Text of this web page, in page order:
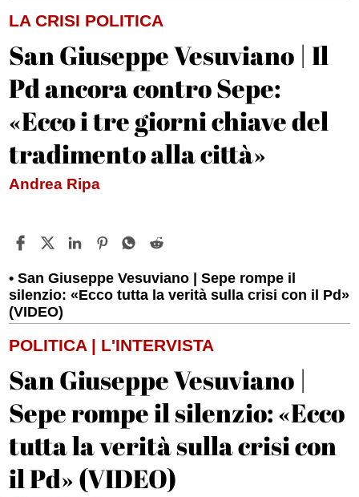
LA CRISI POLITICA
San Giuseppe Vesuviano | Il
Pd ancora contro Sepe:
«Ecco i tre giorni chiave del
tradimento alla città»
Andrea Ripa
San Giuseppe Vesuviano | Sepe rompe il
silenzio: «Ecco tutta la verità sulla crisi con il Pd»
(VIDEO)
POLITICA | L'INTERVISTA
San Giuseppe Vesuviano |
Sepe rompe il silenzio: «Ecco
tutta la verità sulla crisi con
il Pd» (VIDEO)